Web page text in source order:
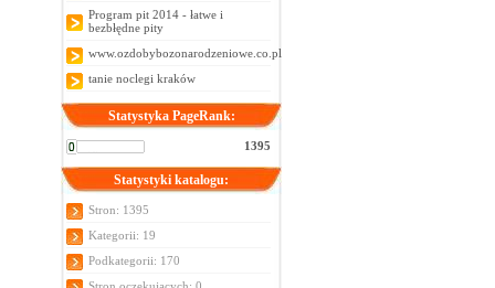
Program pit 2014 - łatwe i
bezbłędne pity
www.ozdobybozonarodzeniowe.co.pl
tanie noclegi kraków
Statystyka PageRank:
1395
Statystyki katalogu:
Stron: 1395
Kategorii: 19
Podkategorii: 170